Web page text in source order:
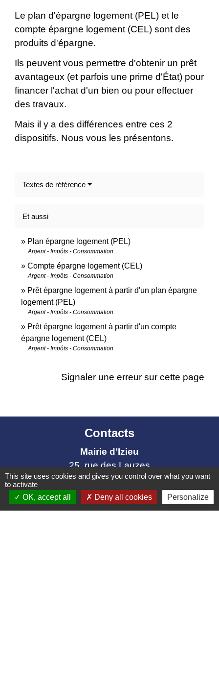
Le plan d'épargne logement (PEL) et le
compte épargne logement (CEL) sont des
produits d'épargne.
Ils peuvent vous permettre d'obtenir un prêt
avantageux (et parfois une prime d'État) pour
financer l'achat d'un bien ou pour effectuer
des travaux.
Mais il y a des différences entre ces 2
dispositifs. Nous vous les présentons.
Textes de référence
Et aussi
Plan épargne logement (PEL)
Argent - Impôts - Consommation
Compte épargne logement (CEL)
Argent - Impôts - Consommation
Prêt épargne logement à partir d'un plan épargne
logement (PEL)
Argent - Impôts - Consommation
Prêt épargne logement à partir d'un compte
épargne logement (CEL)
Argent - Impôts - Consommation
Signaler une erreur sur cette page
Contacts
Mairie d’Izieu
25, rue des Lauzes
01300 Izieu - FRANCE
+33 4 79 87 23 00
Contact par formulaire
This site uses cookies and gives you control over what you want
to activate
OK, accept all
Deny all cookies Personalize